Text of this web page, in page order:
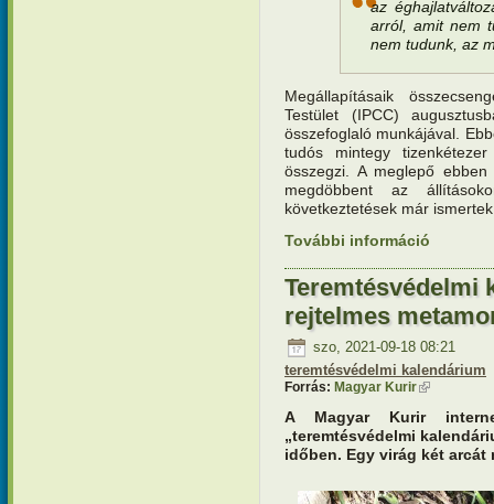
az
arról, amit nem
nem tudunk, az
Megállapításaik
Testület (IPCC)
összefoglaló munkájával.
tudós mintegy
összegzi. A meglepő
megdöbbent az
következtetések már
További információ
Teremtésvédelmi
rejtelmes
szo, 2021-09-18 08:21
teremtésvédelmi kalendárium
Forrás: Magyar Kurir(külső
A Magyar Kurir
„teremtésvédelmi
időben. Egy virág két arcát